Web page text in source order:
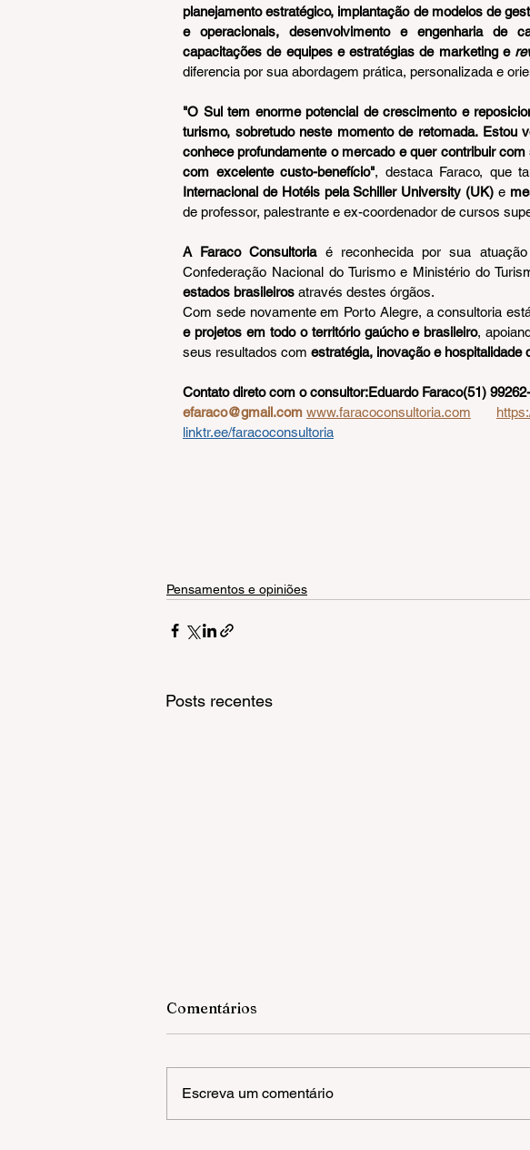
planejamento estratégico, implantação de modelos de
e operacionais, desenvolvimento e engenharia de
capacitações de equipes e estratégias de marketing e
diferencia por sua abordagem prática, personalizada e
"O Sul tem enorme potencial de crescimento e
turismo, sobretudo neste momento de retomada. Estou
conhece profundamente o mercado e quer contribuir
com excelente custo-benefício", destaca Faraco, que
Internacional de Hotéis pela Schiller University (UK) e
de professor, palestrante e ex-coordenador de cursos
A Faraco Consultoria é reconhecida por sua
Confederação Nacional do Turismo e Ministério do
estados brasileiros através destes órgãos.
Com sede novamente em Porto Alegre, a consultoria
e projetos em todo o território gaúcho e brasileiro,
seus resultados com estratégia, inovação e hospitalidade
Contato direto com o consultor:Eduardo Faraco(51)
efaraco@gmail.com www.faracoconsultoria.com
linktr.ee/faracoconsultoria
Pensamentos e opiniões
Posts recentes
Comentários
Escreva um comentário